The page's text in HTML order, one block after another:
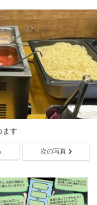
ます
次の写真